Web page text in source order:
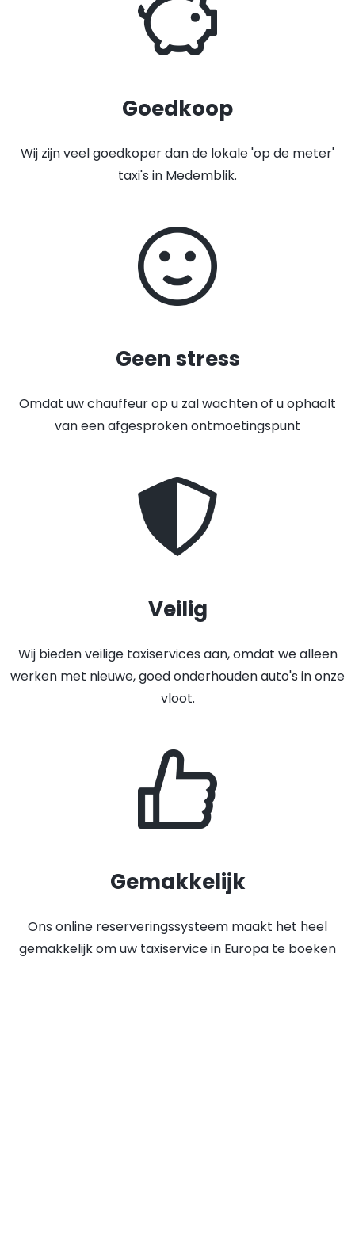
Goedkoop
Wij zijn veel goedkoper dan de lokale 'op de meter'
taxi's in Medemblik.
Geen stress
Omdat uw chauffeur op u zal wachten of u ophaalt
van een afgesproken ontmoetingspunt
Veilig
Wij bieden veilige taxiservices aan, omdat we alleen
werken met nieuwe, goed onderhouden auto's in onze
vloot.
Gemakkelijk
Ons online reserveringssysteem maakt het heel
gemakkelijk om uw taxiservice in Europa te boeken